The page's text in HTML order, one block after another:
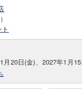
月20日(金)、2027年1月